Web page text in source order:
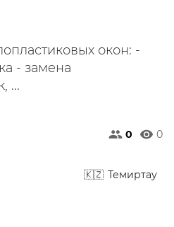
окон: -
- замена
...
0 0
Темиртау